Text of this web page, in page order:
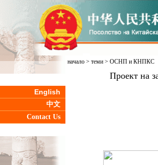
English
中文
Contact Us
начало> теми> ОСНП и КНПКС
Проект на